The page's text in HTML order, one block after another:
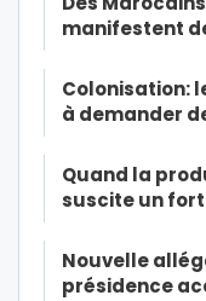
manifestent
Colonisation:
à demander
Quand la
suscite un
Nouvelle
présidence